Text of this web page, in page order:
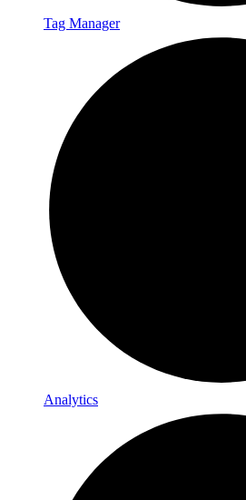
Tag Manager
Analytics